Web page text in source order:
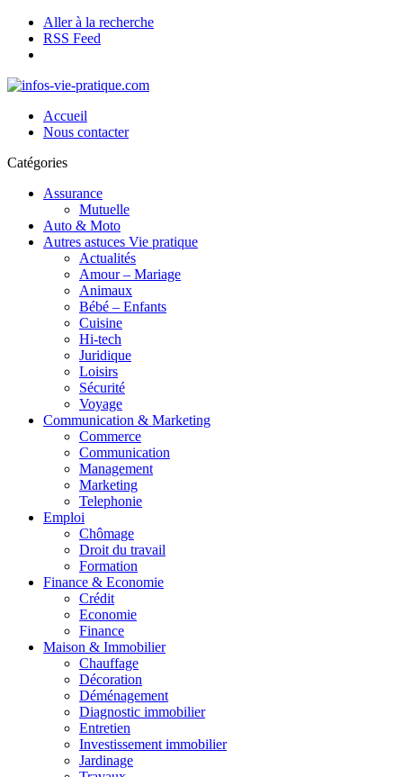
Aller à la recherche
RSS Feed
Accueil
Nous contacter
Catégories
Assurance
Mutuelle
Auto & Moto
Autres astuces Vie pratique
Actualités
Amour – Mariage
Animaux
Bébé – Enfants
Cuisine
Hi-tech
Juridique
Loisirs
Sécurité
Voyage
Communication & Marketing
Commerce
Communication
Management
Marketing
Telephonie
Emploi
Chômage
Droit du travail
Formation
Finance & Economie
Crédit
Economie
Finance
Maison & Immobilier
Chauffage
Décoration
Déménagement
Diagnostic immobilier
Entretien
Investissement immobilier
Jardinage